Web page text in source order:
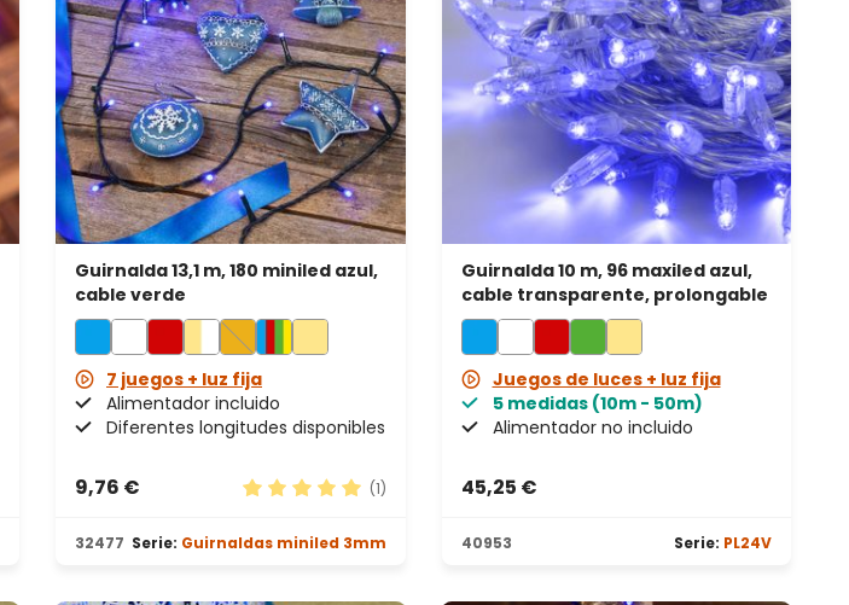
Guirnalda 13,1 m, 180 miniled azul,
cable verde
7 juegos + luz fija
Alimentador incluido
Diferentes longitudes disponibles
9,76 €
(1)
32477 Serie: Guirnaldas miniled 3mm
Guirnalda 10 m, 96 maxiled azul,
cable transparente, prolongable
Juegos de luces + luz fija
5 medidas (10m - 50m)
Alimentador no incluido
45,25 €
40953 Serie: PL24V